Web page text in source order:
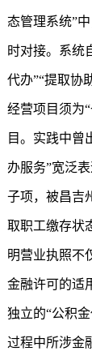
态管理系统”
时对接。系统
代办”“提取协
经营项目须为
目。实践中曾
办服务”宽泛
子项，被昌吉
取职工缴存状
明营业执照不
金融许可的适
独立的“公积
过程中所涉金